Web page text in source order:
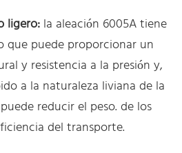
ligero:la aleación 6005A tiene
que puede proporcionar un
y resistencia a la presión y,
a la naturaleza liviana de la
reducir el peso. de los
del transporte.